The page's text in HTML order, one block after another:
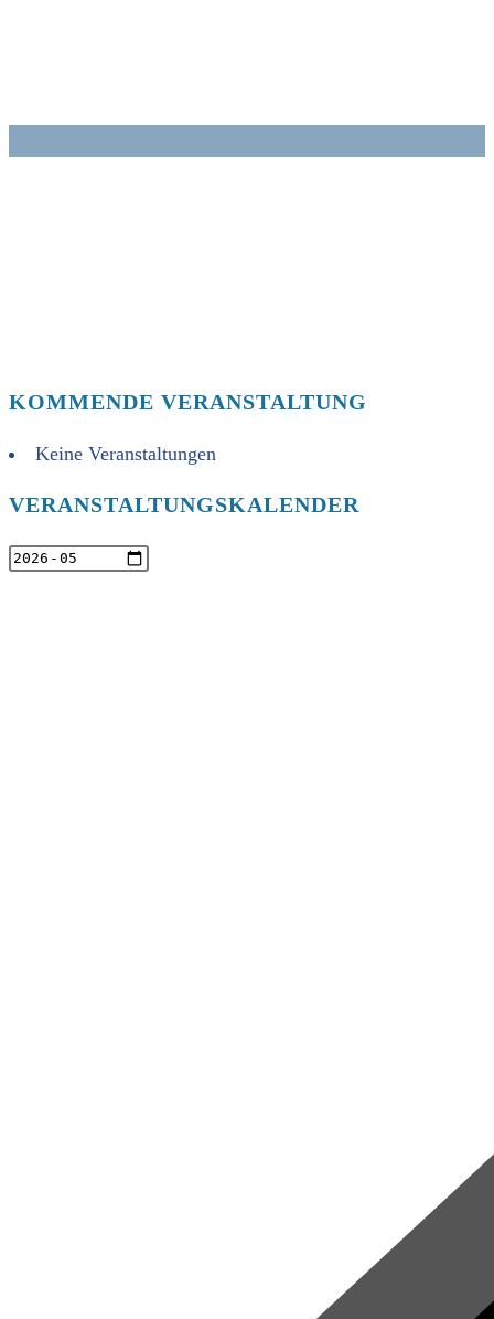
KOMMENDE VERANSTALTUNG
Keine Veranstaltungen
VERANSTALTUNGSKALENDER